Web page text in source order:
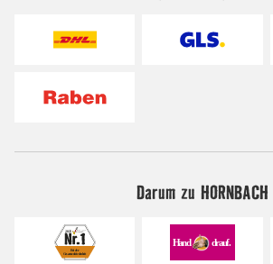
Darum zu HORNBACH